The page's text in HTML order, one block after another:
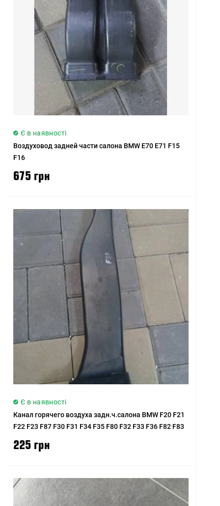
Є в наявності
Воздуховод задней части салона BMW E70 E71 F15
F16
675 грн
Є в наявності
Канал горячего воздуха задн.ч.салона BMW F20 F21
F22 F23 F87 F30 F31 F34 F35 F80 F32 F33 F36 F82 F83
225 грн